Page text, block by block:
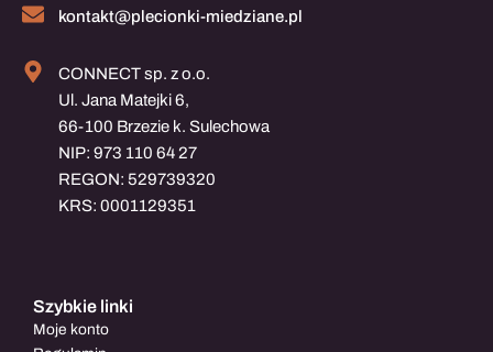
kontakt@plecionki-miedziane.pl
CONNECT sp. z o.o.
Ul. Jana Matejki 6,
66-100 Brzezie k. Sulechowa
NIP: 973 110 64 27
REGON: 529739320
KRS: 0001129351
Szybkie linki
Moje konto